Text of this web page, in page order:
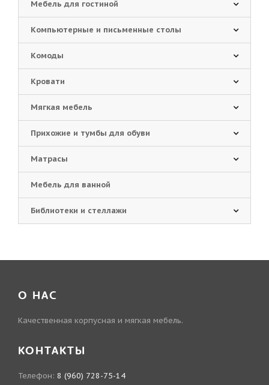
Мебель для гостиной
Компьютерные и письменные столы
Комоды
Кровати
Мягкая мебель
Прихожие и тумбы для обуви
Матрасы
Мебель для ванной
Библиотеки и стеллажи
О НАС
Качественная корпусная и мягкая мебель.
КОНТАКТЫ
Телефон: 8 (960) 728-75-14